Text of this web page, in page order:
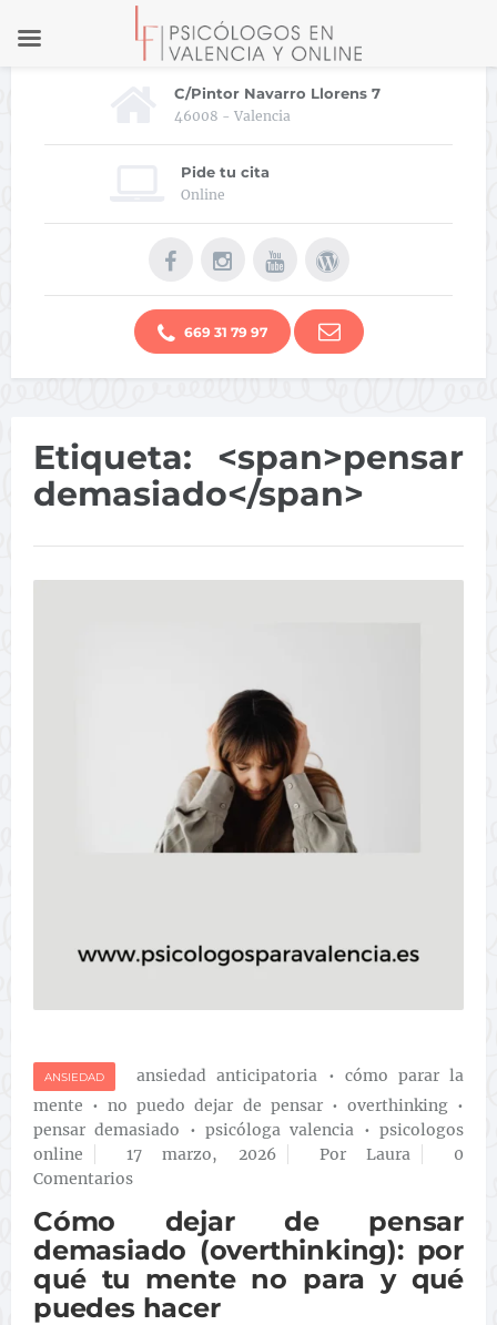
C/Pintor Navarro Llorens 7
46008 - Valencia
Pide tu cita
Online
669 31 79 97
Etiqueta: <span>pensar
demasiado</span>
ANSIEDAD ansiedad anticipatoria • cómo parar la
mente •no puedo dejar de pensar• overthinking•
pensar demasiado •psicóloga valencia •psicologos
online
17 marzo, 2026 Por Laura
0
Comentarios
Cómo dejar de pensar
demasiado (overthinking): por
qué tu mente no para y qué
puedes hacer